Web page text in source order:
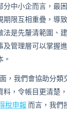
分中小企而言，最
期限互相重疊，導
法是先釐清範圍、
及管理層可以掌握
，我們會協助分類
料，令帳目更清楚
稅申報 而言，我們